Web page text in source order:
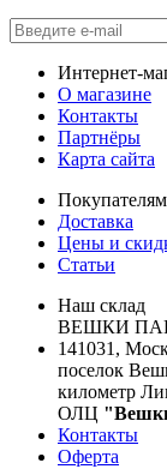
Интернет-
О магазине
Контакты
Партнёры
Карта сайта
Покупателям
Доставка
Цены и
Статьи
Наш склад
ВЕШКИ
141031,
поселок
километр
ОЛЦ
Контакты
Оферта